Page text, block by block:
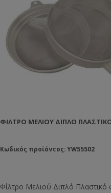
ΦΊΛΤΡΟ ΜΕΛΙΟΎ ΔΙΠΛΌ
Κωδικός προϊόντος: YW55502
Φίλτρο Μελιού Διπλό Πλαστικό